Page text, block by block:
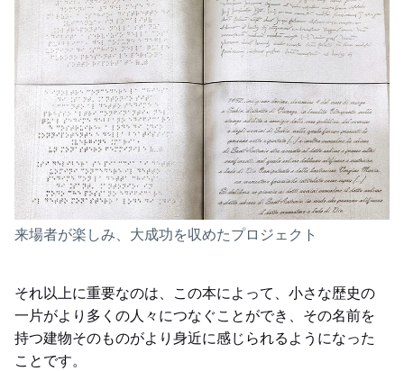
来場者が楽しみ、大成功を収めたプロジェクト
それ以上に重要なのは、この本によって、小さな歴史の
一片がより多くの人々につなぐことができ、その名前を
持つ建物そのものがより身近に感じられるようになった
ことです。